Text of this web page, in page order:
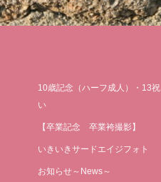
10歳記念（ハーフ成人）・13祝
い
【卒業記念 卒業袴撮影】
いきいきサードエイジフォト
お知らせ～News～